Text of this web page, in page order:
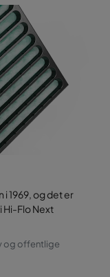
F7
F7
F7
1969, og det er
Hi-Flo Next
og offentlige